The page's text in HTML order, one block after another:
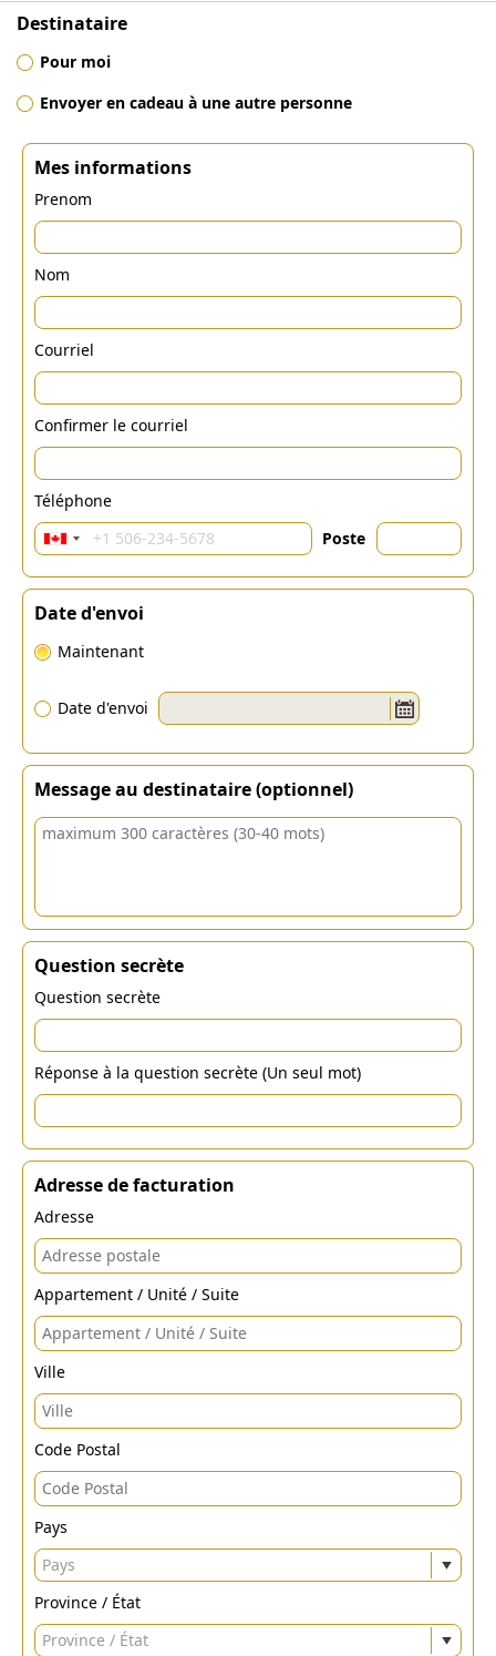
Destinataire
Pour moi
Envoyer en cadeau à une autre personne
Mes informations
Prenom
Nom
Courriel
Confirmer le courriel
Téléphone
Poste
Date d'envoi
Maintenant
Date d'envoi
Message au destinataire (optionnel)
Question secrète
Question secrète
Réponse à la question secrète (Un seul mot)
Adresse de facturation
Adresse
Appartement / Unité / Suite
Ville
Code Postal
Pays
Pays
Province / État
Province / État